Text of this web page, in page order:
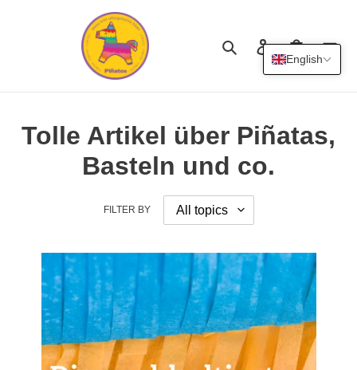
SearchLog inCart
Tolle Artikel über Piñatas,
Basteln und co.
FILTER BY
English